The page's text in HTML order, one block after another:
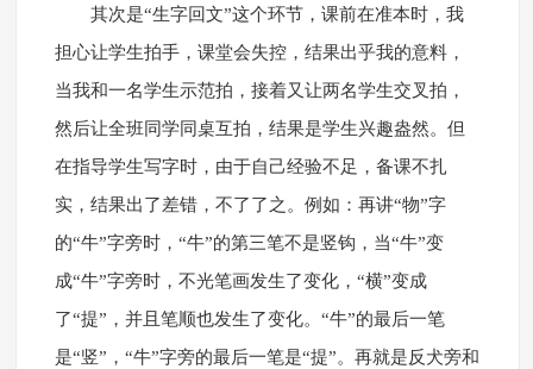
其次是“生字回文”这个环节，课前在准本时，我
担心让学生拍手，课堂会失控，结果出乎我的意料，
当我和一名学生示范拍，接着又让两名学生交叉拍，
然后让全班同学同桌互拍，结果是学生兴趣盎然。但
在指导学生写字时，由于自己经验不足，备课不扎
实，结果出了差错，不了了之。例如：再讲“物”字
的“牛”字旁时，“牛”的第三笔不是竖钩，当“牛”变
成“牛”字旁时，不光笔画发生了变化，“横”变成
了“提”，并且笔顺也发生了变化。“牛”的最后一笔
是“竖”，“牛”字旁的最后一笔是“提”。再就是反犬旁和